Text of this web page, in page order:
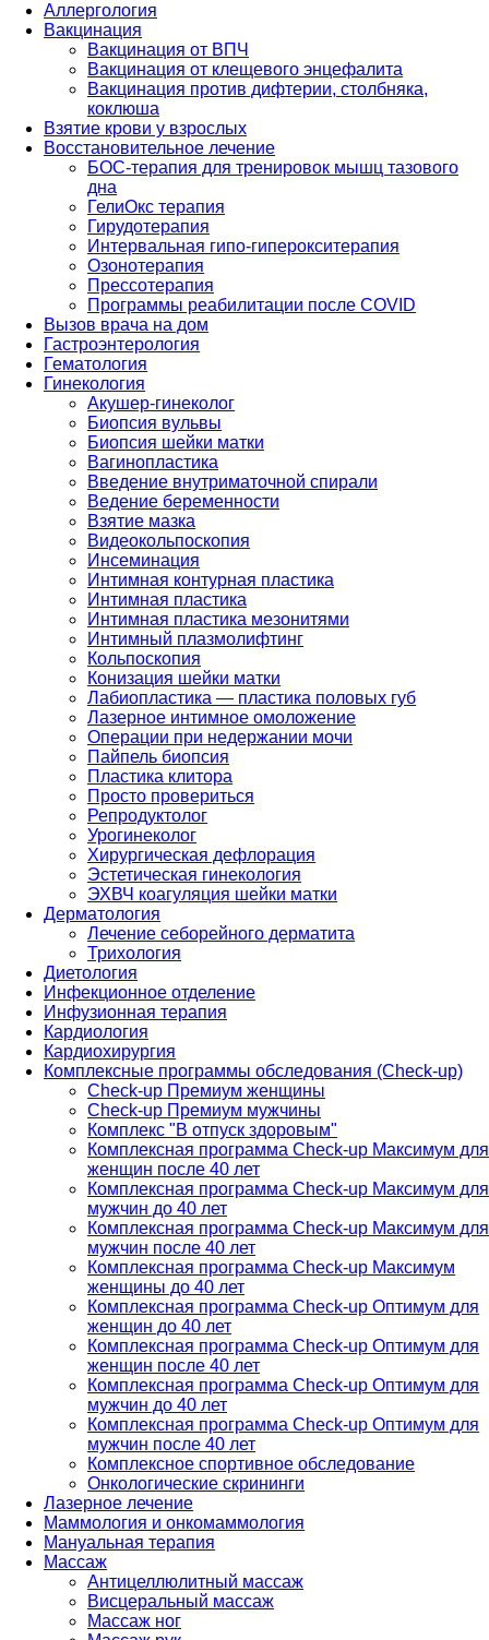
Аллергология
Вакцинация
Вакцинация от ВПЧ
Вакцинация от клещевого энцефалита
Вакцинация против дифтерии, столбняка,
коклюша
Взятие крови у взрослых
Восстановительное лечение
БОС-терапия для тренировок мышц тазового
дна
ГелиОкс терапия
Гирудотерапия
Интервальная гипо-гиперокситерапия
Озонотерапия
Прессотерапия
Программы реабилитации после СOVID
Вызов врача на дом
Гастроэнтерология
Гематология
Гинекология
Акушер-гинеколог
Биопсия вульвы
Биопсия шейки матки
Вагинопластика
Введение внутриматочной спирали
Ведение беременности
Взятие мазка
Видеокольпоскопия
Инсеминация
Интимная контурная пластика
Интимная пластика
Интимная пластика мезонитями
Интимный плазмолифтинг
Кольпоскопия
Конизация шейки матки
Лабиопластика — пластика половых губ
Лазерное интимное омоложение
Операции при недержании мочи
Пайпель биопсия
Пластика клитора
Просто провериться
Репродуктолог
Урогинеколог
Хирургическая дефлорация
Эстетическая гинекология
ЭХВЧ коагуляция шейки матки
Дерматология
Лечение себорейного дерматита
Трихология
Диетология
Инфекционное отделение
Инфузионная терапия
Кардиология
Кардиохирургия
Комплексные программы обследования (Check-up)
Check-up Премиум женщины
Check-up Премиум мужчины
Комплекс "В отпуск здоровым"
Комплексная программа Check-up Максимум для
женщин после 40 лет
Комплексная программа Check-up Максимум для
мужчин до 40 лет
Комплексная программа Check-up Максимум для
мужчин после 40 лет
Комплексная программа Check-up Максимум
женщины до 40 лет
Комплексная программа Check-up Оптимум для
женщин до 40 лет
Комплексная программа Check-up Оптимум для
женщин после 40 лет
Комплексная программа Check-up Оптимум для
мужчин до 40 лет
Комплексная программа Check-up Оптимум для
мужчин после 40 лет
Комплексное спортивное обследование
Онкологические скрининги
Лазерное лечение
Маммология и онкомаммология
Мануальная терапия
Массаж
Антицеллюлитный массаж
Висцеральный массаж
Массаж ног